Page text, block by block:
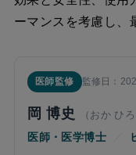
ーマンスを考慮し、
医師監修 監修日：
岡 博史 （おか ひろ
医師・医学博士